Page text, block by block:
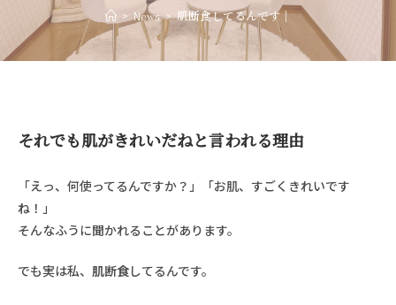
> News > 肌断食してるんです｜
それでも肌がきれいだねと言われる理由
「えっ、何使ってるんですか？」「お肌、すごくきれいです
ね！」
そんなふうに聞かれることがあります。
でも実は私、 肌断食してるんです。